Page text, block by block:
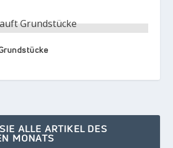
ALLE ARTIKEL DES
MONATS